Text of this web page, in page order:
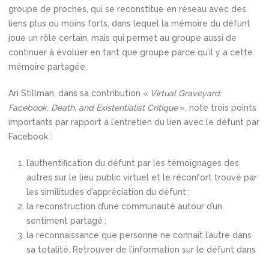
groupe de proches, qui se reconstitue en réseau avec des
liens plus ou moins forts, dans lequel la mémoire du défunt
joue un rôle certain, mais qui permet au groupe aussi de
continuer à évoluer en tant que groupe parce qu’il y a cette
mémoire partagée.
Ari Stillman, dans sa contribution « Virtual Graveyard:
Facebook, Death, and Existentialist Critique», note trois points
importants par rapport à l’entretien du lien avec le défunt par
Facebook :
l’authentification du défunt par les témoignages des
autres sur le lieu public virtuel et le réconfort trouvé par
les similitudes d’appréciation du défunt ;
la reconstruction d’une communauté autour d’un
sentiment partagé ;
la reconnaissance que personne ne connaît l’autre dans
sa totalité. Retrouver de l’information sur le défunt dans